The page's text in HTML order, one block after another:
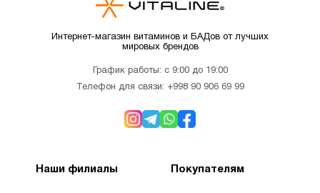
Интернет-магазин витаминов и БАДов от лучших
мировых брендов
График работы: с 9:00 до 19:00
Телефон для связи: +998 90 906 69 99
Наши филиалы Покупателям